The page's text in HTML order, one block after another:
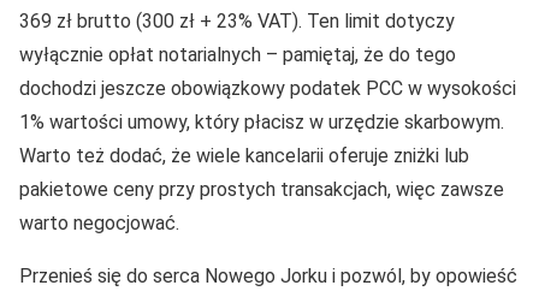
369 zł brutto (300 zł + 23% VAT). Ten limit dotyczy
wyłącznie opłat notarialnych – pamiętaj, że do tego
dochodzi jeszcze obowiązkowy podatek PCC w wysokości
1% wartości umowy, który płacisz w urzędzie skarbowym.
Warto też dodać, że wiele kancelarii oferuje zniżki lub
pakietowe ceny przy prostych transakcjach, więc zawsze
warto negocjować.
Przenieś się do serca Nowego Jorku i pozwól, by opowieść